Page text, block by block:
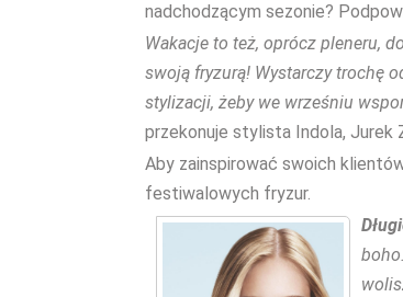
nadchodzącym sezonie?
Wakacje to też, oprócz pleneru,
swoją fryzurą! Wystarczy trochę
stylizacji, żeby we wrześniu
przekonuje stylista Indola, Jurek
Aby zainspirować swoich
festiwalowych fryzur.